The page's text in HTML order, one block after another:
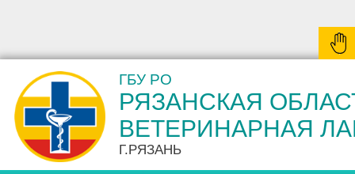
ГБУ РО
РЯЗАНСКАЯ
ВЕТЕРИНАРНАЯ
Г.РЯЗАНЬ